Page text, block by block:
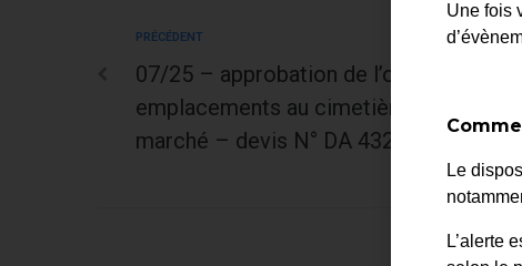
PRÉCÉDENT
07/25 – approbation de l’offre relative
emplacements au cimetière communal
marché – devis N° DA 432
Une fois
Le
L’alerte